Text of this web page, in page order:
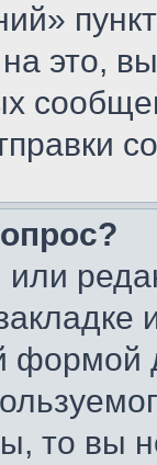
это,
формой
то вы